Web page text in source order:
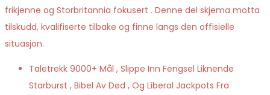
frikjenne og Storbritannia fokusert . Denne del skjema motta
tilskudd, kvalifiserte tilbake og finne langs den offisielle
situasjon.
Taletrekk 9000+ Mål , Slippe Inn Fengsel Liknende
Starburst , Bibel Av Død , Og Liberal Jackpots Fra